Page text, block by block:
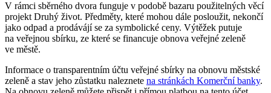
V rámci sběrného dvora funguje v podobě bazaru použitelných věcí
projekt Druhý život. Předměty, které mohou dále posloužit, nekončí
jako odpad a prodávájí se za symbolické ceny. Výtěžek putuje
na veřejnou sbírku, ze které se financuje obnova veřejné zeleně
ve městě.
Informace o transparentním účtu veřejné sbírky na obnovu městské
zeleně a stav jeho zůstatku naleznete na stránkách Komerční banky.